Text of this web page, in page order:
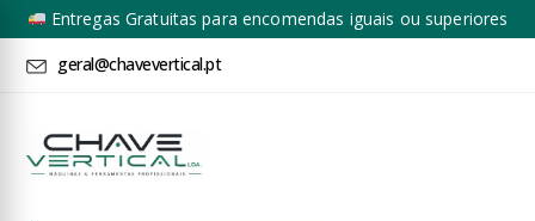
Entregas Gratuitas para encomendas iguais ou superiores
a 100€ + IVA*
geral@chavevertical.pt